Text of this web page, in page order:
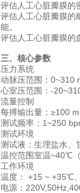
评估人工心脏瓣膜的
评估人工心脏瓣膜的
能。
评估人工心脏瓣膜的
三、核心参数
‌压力系统‌
动脉压范围‌：0~310
心室压范围‌：-
‌流量控制‌
每搏输出量‌：≥100
测试频率‌：1~250
‌测试环境‌
测试液‌：生理盐水、
温控范围室温~40℃
工作环境
温度： +15 ~ +35℃
电源：